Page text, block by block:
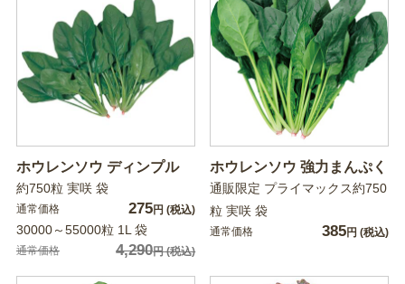
ホウレンソウ ディンプル
約750粒 実咲 袋
通常価格 275円 (税込)
30000～55000粒 1L 袋
通常価格 4,290円(税込)
ホウレンソウ 強力まんぷく
通販限定 プライマックス約750
粒 実咲 袋
通常価格 385円 (税込)